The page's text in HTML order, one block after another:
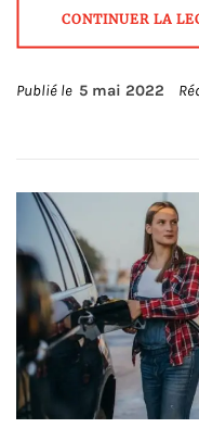
CONTINUER LA
Publié le 5 mai 2022